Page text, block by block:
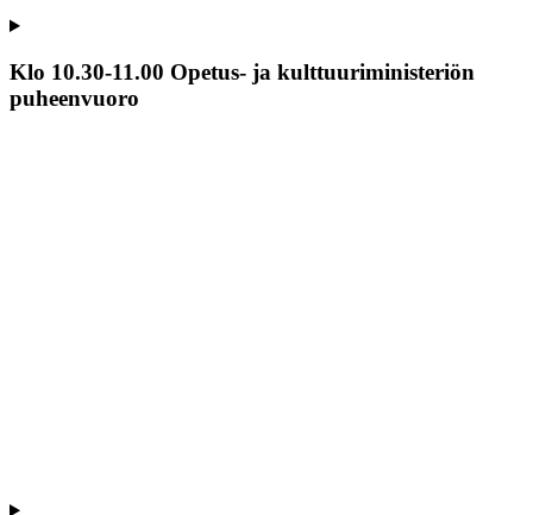
Klo 10.30-11.00 Opetus- ja kulttuuriministeriön
puheenvuoro